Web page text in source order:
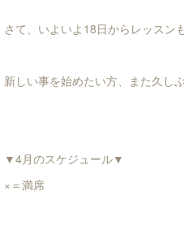
さて、いよいよ18日からレッスン
新しい事を始めたい方、また久し
▼4月のスケジュール▼
×＝満席